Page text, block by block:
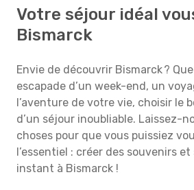
Votre séjour idéal
Bismarck
Envie de découvrir Bismarck ?
escapade d’un week-end, un
l’aventure de votre vie, choisir le
d’un séjour inoubliable. Laissez-
choses pour que vous puissiez
l’essentiel : créer des souvenirs
instant à Bismarck !